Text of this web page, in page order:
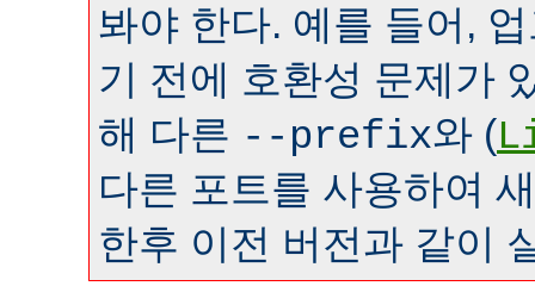
봐야 한다. 예를 들어,
기 전에 호환성 문제가
해 다른 --prefix와 (
다른 포트를 사용하여
한후 이전 버전과 같이